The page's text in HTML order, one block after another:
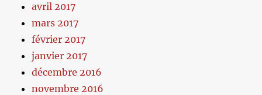
avril 2017
mars 2017
février 2017
janvier 2017
décembre 2016
novembre 2016